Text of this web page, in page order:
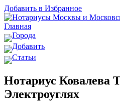
Добавить в Избранное
Главная
Города
Добавить
Статьи
Нотариус Ковалева
Электроуглях